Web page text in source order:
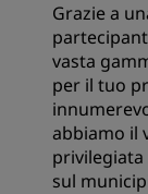
Grazie a
vasta
per il tuo
abbiamo il
privilegiata
sul